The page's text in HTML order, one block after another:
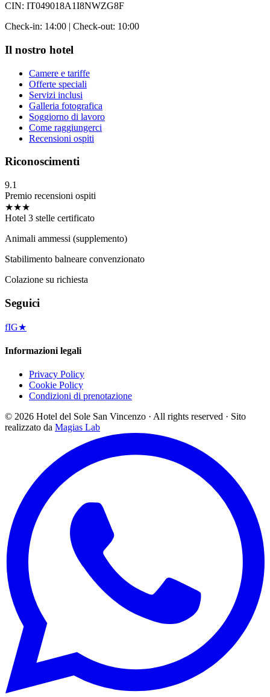
CIN: IT049018A1I8NWZG8F
Check-in: 14:00 | Check-out: 10:00
Il nostro hotel
Camere e tariffe
Offerte speciali
Servizi inclusi
Galleria fotografica
Soggiorno di lavoro
Come raggiungerci
Recensioni ospiti
Riconoscimenti
9.1
Premio recensioni ospiti
★★★
Hotel 3 stelle certificato
Animali ammessi (supplemento)
Stabilimento balneare convenzionato
Colazione su richiesta
Seguici
fIG★
Informazioni legali
Privacy Policy
Cookie Policy
Condizioni di prenotazione
© 2026 Hotel del Sole San Vincenzo · All rights reserved · Sito
realizzato da Magias Lab